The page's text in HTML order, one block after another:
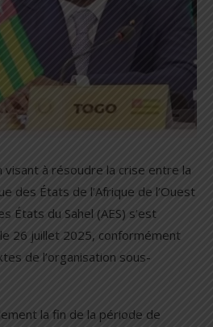
visant à résoudre la crise entre la
des États de l’Afrique de l’Ouest
États du Sahel (AES) s’est
26 juillet 2025, conformément
de l’organisation sous-
la fin de la période de